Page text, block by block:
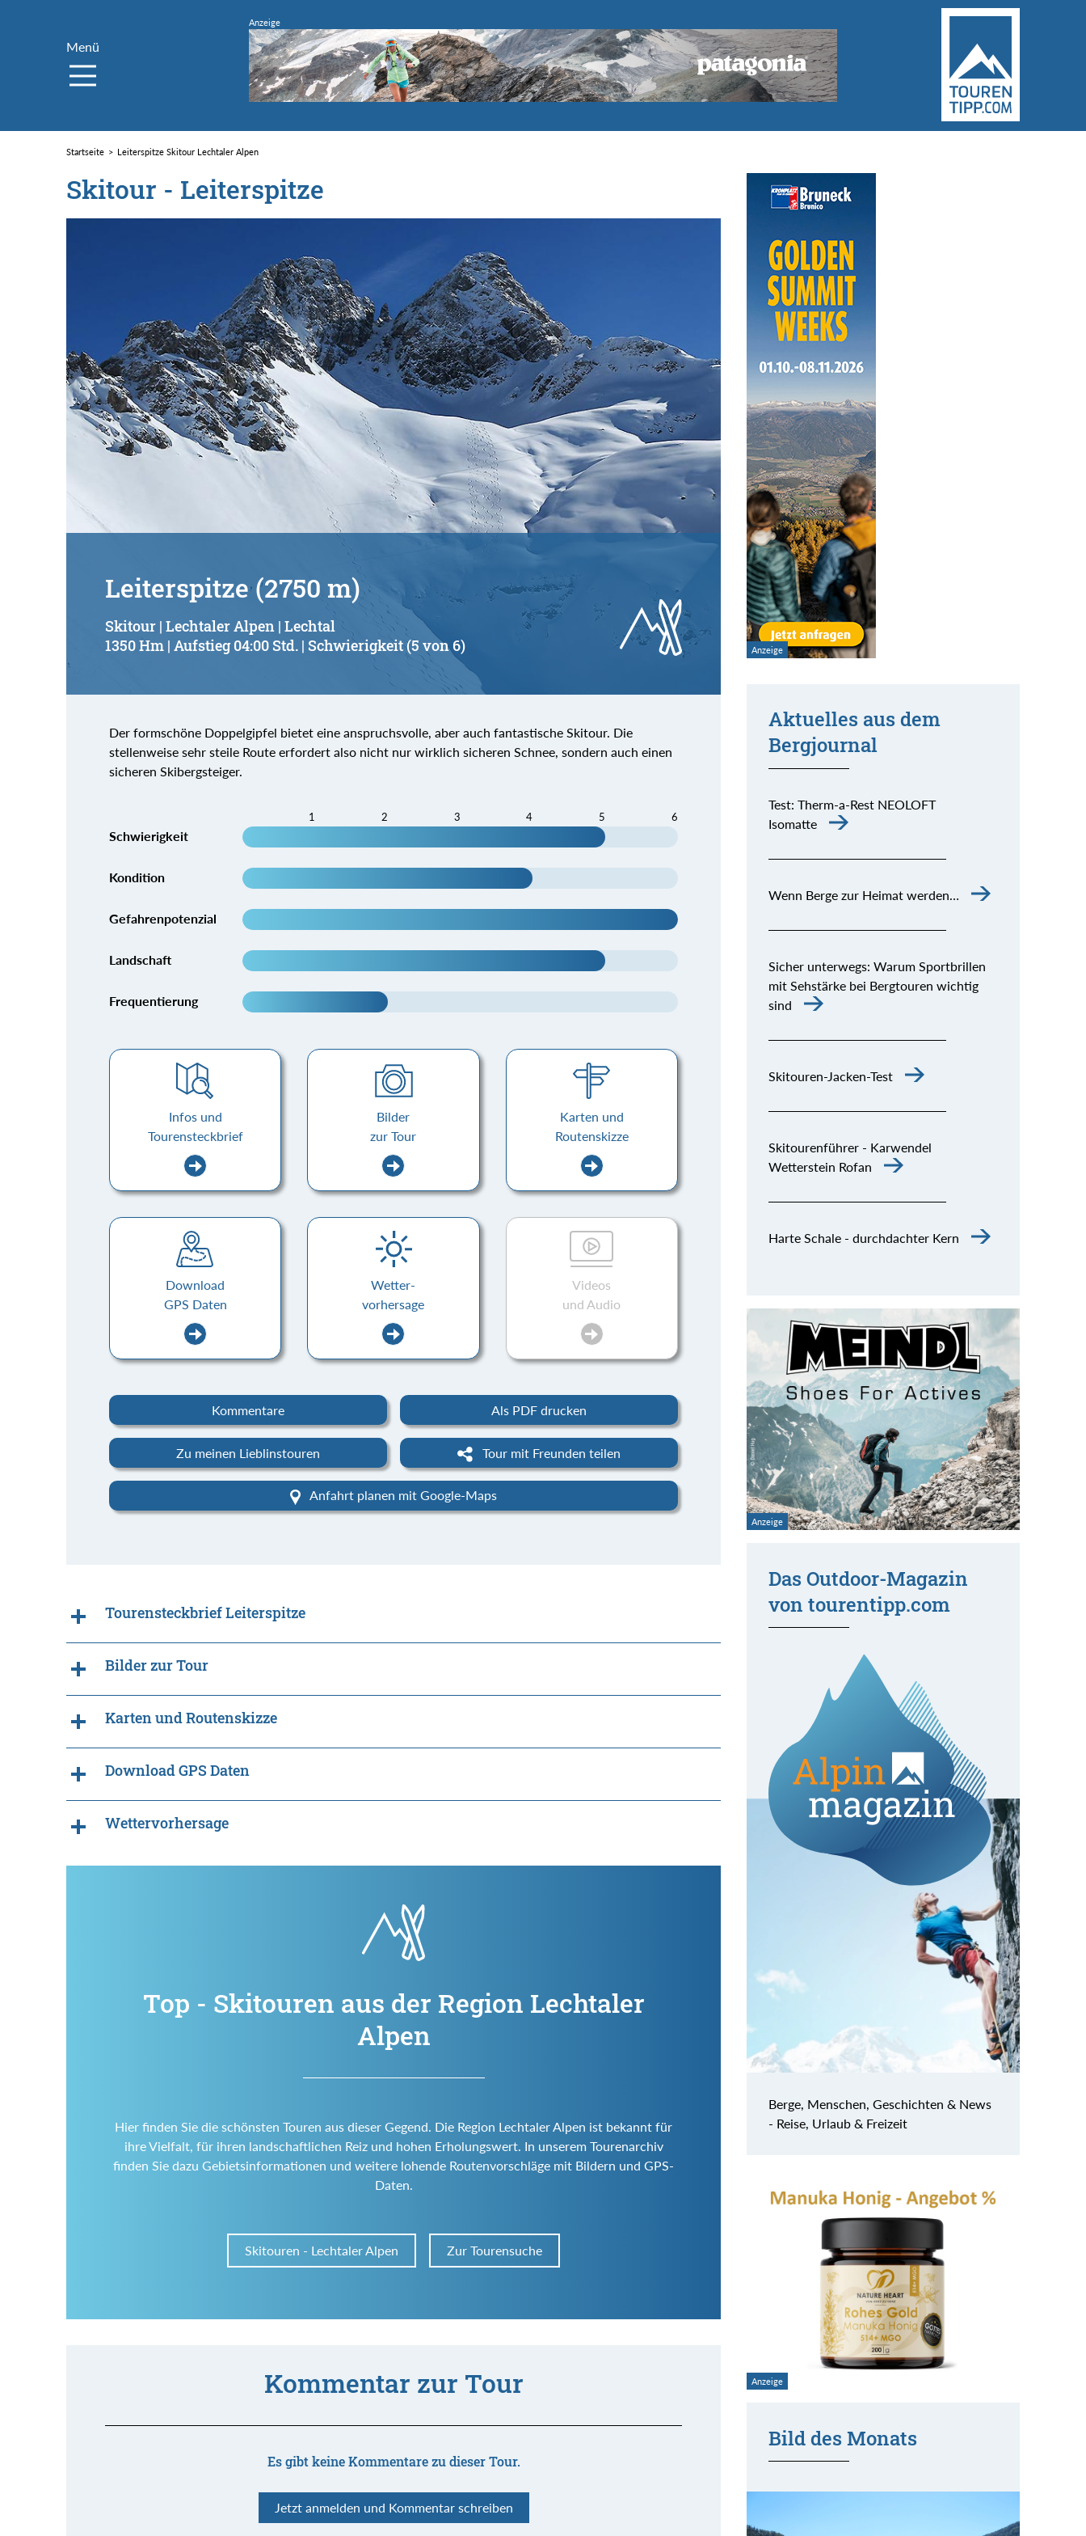
Menü
Startseite Leiterspitze Skitour Lechtaler Alpen
Skitour - Leiterspitze
Leiterspitze (2750 m)
Skitour | Lechtaler Alpen | Lechtal
1350 Hm | Aufstieg 04:00 Std. | Schwierigkeit (5 von 6)
Der formschöne Doppelgipfel bietet eine anspruchsvolle, aber auch fantastische Skitour. Die
stellenweise sehr steile Route erfordert also nicht nur wirklich sicheren Schnee, sondern auch einen
sicheren Skibergsteiger.
1 2 3 4 5 6
Schwierigkeit
Kondition
Gefahrenpotenzial
Landschaft
Frequentierung
Infos und
Tourensteckbrief
Bilder
zur Tour
Karten und
Routenskizze
Download
GPS Daten
Wetter-
vorhersage
Videos
und Audio
Kommentare Als PDF drucken
Zu meinen Lieblinstouren Tour mit Freunden teilen
Anfahrt planen mit Google-Maps
Tourensteckbrief Leiterspitze
Bilder zur Tour
Karten und Routenskizze
Download GPS Daten
Wettervorhersage
Top - Skitouren aus der Region Lechtaler
Alpen
Hier finden Sie die schönsten Touren aus dieser Gegend. Die Region Lechtaler Alpen ist bekannt für
ihre Vielfalt, für ihren landschaftlichen Reiz und hohen Erholungswert. In unserem Tourenarchiv
finden Sie dazu Gebietsinformationen und weitere lohende Routenvorschläge mit Bildern und GPS-
Daten.
Skitouren - Lechtaler Alpen Zur Tourensuche
Kommentar zur Tour
Es gibt keine Kommentare zu dieser Tour.
Jetzt anmelden und Kommentar schreiben
Aktuelles aus dem
Bergjournal
Test: Therm-a-Rest NEOLOFT
Isomatte
Wenn Berge zur Heimat werden…
Sicher unterwegs: Warum Sportbrillen
mit Sehstärke bei Bergtouren wichtig
sind
Skitouren-Jacken-Test
Skitourenführer - Karwendel
Wetterstein Rofan
Harte Schale - durchdachter Kern
Das Outdoor-Magazin
von tourentipp.com
Berge, Menschen, Geschichten & News
- Reise, Urlaub & Freizeit
Bild des Monats